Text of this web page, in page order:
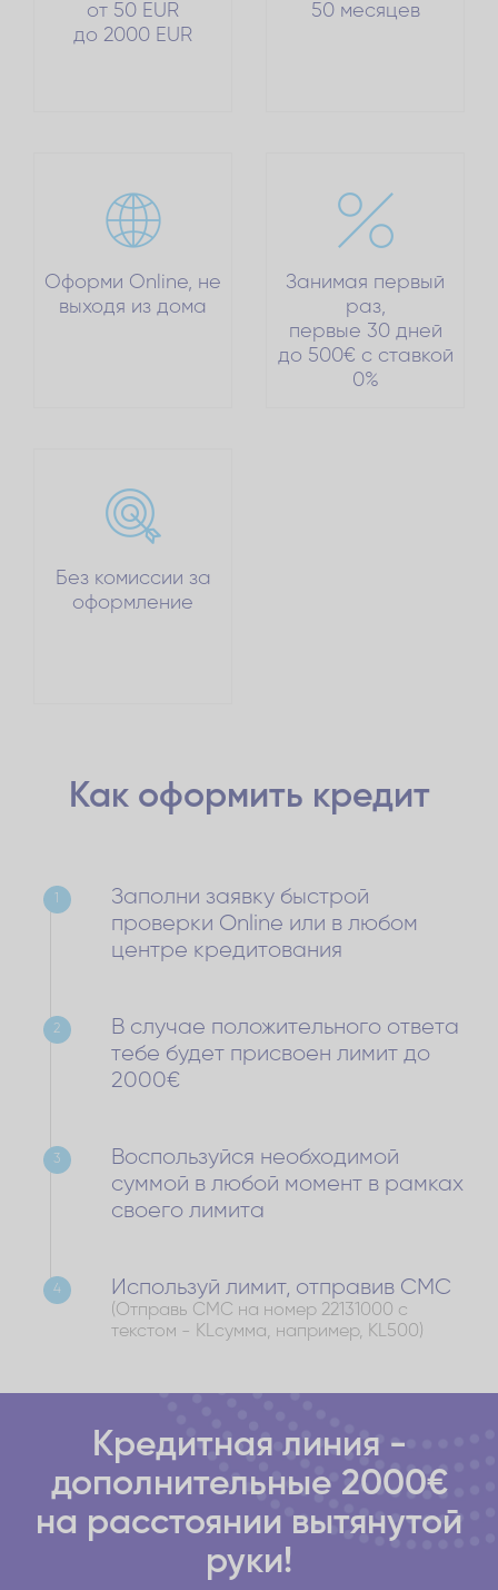
от 50 EUR
до 2000 EUR
50 месяцев
Оформи Online, не
выходя из дома
Занимая первый
раз,
первые 30 дней
до 500€ c ставкой
0%
Без комиссии за
оформление
Как оформить кредит
Заполни заявку быстрой
проверки Online или в любом
центре кредитования
2
В случае положительного ответа
тебе будет присвоен лимит до
2000€
3
Воспользуйся необходимой
суммой в любой момент в рамках
своего лимита
4 Используй лимит, отправив СМС
(Отправь СМС на номер 22131000 с
текстом - KLсумма, например, KL500)
Кредитная линия -
дополнительные 2000€
на расстоянии вытянутой
руки!